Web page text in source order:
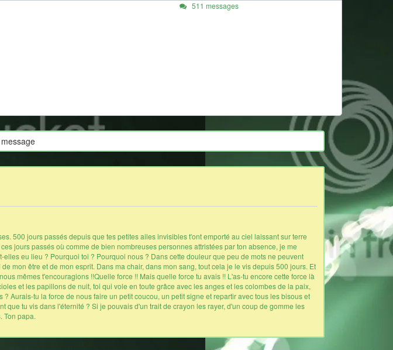
511 messages
500 jours passés depuis que tes petites ailes invisibles t'ont emporté au ciel laissant sur terre
jours passés où comme de bien nombreuses personnes attristées par ton absence, je me
eu lieu ? Pourquoi toi ? Pourquoi nous ? Dans cette douleur que peu de mots ne peuvent
mon être et de mon esprit. Dans ma chair, dans mon sang, tout cela je le vis depuis 500 jours. Et
mêmes t'encouragions !!Quelle force !! Mais quelle force tu avais !! L'as-tu encore cette force là
et les papillons de nuit, toi qui vole en toute grâce avec les anges et les colombes de la paix,
Aurais-tu la force de nous faire un petit coucou, un petit signe et repartir avec tous les bisous et
tu vis dans l'éternité ? Si je pouvais d'un trait de crayon les rayer, d'un coup de gomme les
Ton papa.